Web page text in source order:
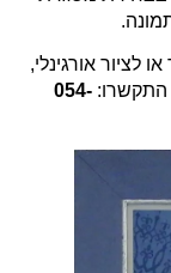
לציור אורגינלי,
התקשרו:054-